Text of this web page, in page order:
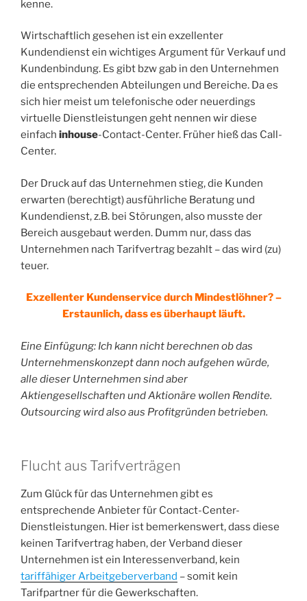
kenne.
Wirtschaftlich gesehen ist ein exzellenter
Kundendienst ein wichtiges Argument für Verkauf und
Kundenbindung. Es gibt bzw gab in den Unternehmen
die entsprechenden Abteilungen und Bereiche. Da es
sich hier meist um telefonische oder neuerdings
virtuelle Dienstleistungen geht nennen wir diese
einfach inhouse-Contact-Center. Früher hieß das Call-
Center.
Der Druck auf das Unternehmen stieg, die Kunden
erwarten (berechtigt) ausführliche Beratung und
Kundendienst, z.B. bei Störungen, also musste der
Bereich ausgebaut werden. Dumm nur, dass das
Unternehmen nach Tarifvertrag bezahlt – das wird (zu)
teuer.
Exzellenter Kundenservice durch Mindestlöhner? –
Erstaunlich, dass es überhaupt läuft.
Eine Einfügung: Ich kann nicht berechnen ob das
Unternehmenskonzept dann noch aufgehen würde,
alle dieser Unternehmen sind aber
Aktiengesellschaften und Aktionäre wollen Rendite.
Outsourcing wird also aus Profitgründen betrieben.
Flucht aus Tarifverträgen
Zum Glück für das Unternehmen gibt es
entsprechende Anbieter für Contact-Center-
Dienstleistungen. Hier ist bemerkenswert, dass diese
keinen Tarifvertrag haben, der Verband dieser
Unternehmen ist ein Interessenverband, kein
tariffähiger Arbeitgeberverband – somit kein
Tarifpartner für die Gewerkschaften.